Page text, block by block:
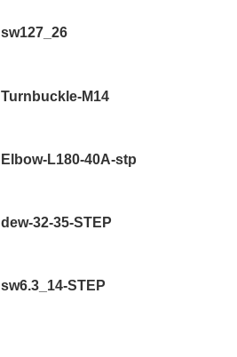
sw127_26
Turnbuckle-M14
Elbow-L180-40A-stp
dew-32-35-STEP
sw6.3_14-STEP